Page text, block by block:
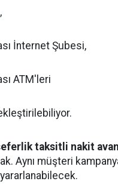
İnternet Şubesi,
ATM'leri
taksitli nakit
Aynı müşteri